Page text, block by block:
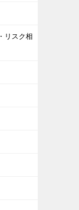
リスク相